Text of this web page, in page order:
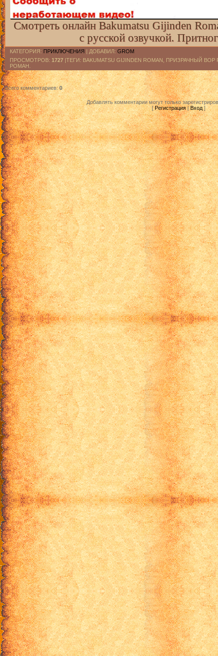
Смотреть онлайн Bakumatsu Gijinden
с русской озвучкой.
КАТЕГОРИЯ: ПРИКЛЮЧЕНИЯ | ДОБАВИЛ: GROM
ПРОСМОТРОВ: 1727 |ТЕГИ: BAKUMATSU GIJINDEN ROMAN, ПРИЗРАЧНЫЙ
РОМАН.
Всего комментариев:0
Добавлять комментарии могут только
[Регистрация|Вход]